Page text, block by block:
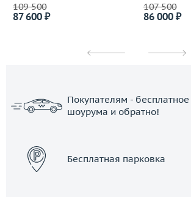
109 500
87 600 ₽
107 500
86 000 ₽
Покупателям - бесплатное
шоурума и обратно!
Бесплатная парковка